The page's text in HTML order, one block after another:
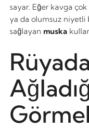
sayar. Eğer kavga
ya da olumsuz niyetli
sağlayan muska